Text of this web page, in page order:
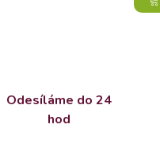
Odesíláme do 24
hod